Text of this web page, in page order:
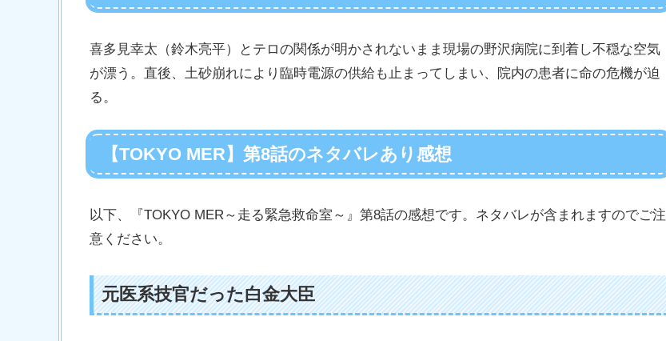
喜多見幸太（鈴木亮平）とテロの関係が明かされないまま現場の野沢病院に到着し不穏な空気
が漂う。直後、土砂崩れにより臨時電源の供給も止まってしまい、院内の患者に命の危機が迫
る。
【TOKYO MER】第8話のネタバレあり感想
以下、『TOKYO MER～走る緊急救命室～』第8話の感想です。ネタバレが含まれますのでご注
意ください。
元医系技官だった白金大臣